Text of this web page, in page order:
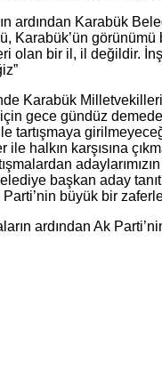
ardından Karabük
Karabük’ün
olan bir il, il değildir.
Karabük
gece gündüz
tartışmaya
halkın karşısına
başkan aday
büyük bir zaferle
ardından Ak